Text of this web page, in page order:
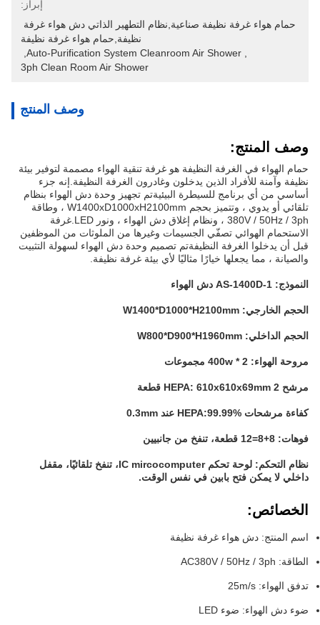
إبراز:
نظيفة,حمام هواء غرفة نظيفة
Auto-Purification System Cleanroom Air Shower
3ph Clean Room Air Shower
وصف المنتج
وصف المنتج:
حمام الهواء في الغرفة النظيفة هو غرفة تنقية الهواء مصممة لتوفير بيئة
نظيفة وآمنة للأفراد الذين يدخلون وغادرون الغرفة النظيفة.إنه جزء
أساسي من أي برنامج للسيطرة البيئيةتم تجهيز وحدة دش الهواء بنظام
تلقائي أو يدوي ، وتتميز بحجم W1400xD1000xH2100mm ، وطاقة
380V / 50Hz / 3ph ، ونظام إغلاق دش الهواء ، ونور LED.غرفة
الاستحمام الهوائي تصفّي الجسيمات وغيرها من الملوثات من الموظفين
قبل أن يدخلوا الغرفة النظيفةتم تصميم وحدة دش الهواء لسهولة التثبيت
والصيانة ، مما يجعلها خيارًا مثاليًا لأي بيئة غرفة نظيفة.
النموذج: AS-1400D-1 دش الهواء
الحجم الخارجي: W1400*D1000*H2100mm
الحجم الداخلي: W800*D900*H1960mm
مروحة الهواء: 400w * 2 مجموعات
مرشح HEPA: 610x610x69mm 2 قطعة
كفاءة مرشحات HEPA:99.99% عند 0.3mm
فوهات: 8+8=12 قطعة، تنفخ من جانبيين
نظام التحكم: لوحة تحكم IC mircocomputer، تنفخ تلقائيًا، مقفل
داخلي لا يمكن فتح بابين في نفس الوقت.
الخصائص:
اسم المنتج: دش هواء غرفة نظيفة
الطاقة: AC380V / 50Hz / 3ph
تدفق الهواء: 25m/s
ضوء دش الهواء: ضوء LED